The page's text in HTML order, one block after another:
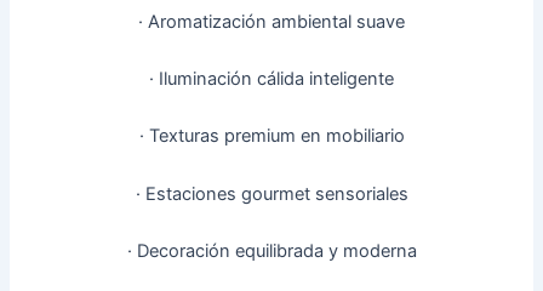
· Aromatización ambiental suave
· Iluminación cálida inteligente
· Texturas premium en mobiliario
· Estaciones gourmet sensoriales
· Decoración equilibrada y moderna